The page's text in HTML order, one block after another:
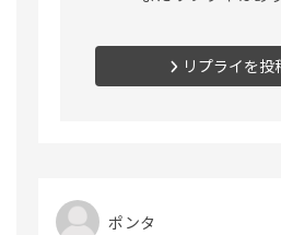
リプライを投
ポンタ